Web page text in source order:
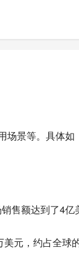
场景等。具体如
售额达到了4亿
美元，约占全球